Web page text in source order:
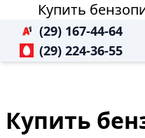
Купить
(29) 167-44-64
(29) 224-36-55
Купить